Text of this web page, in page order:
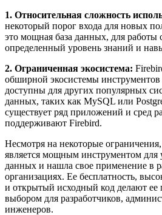
1. Относительная сложность
некоторый порог входа для новых
это мощная база данных, для работы
определенный уровень знаний и
2. Ограниченная экосистема:
обширной экосистемы
доступны для других популярных
данных, таких как MySQL или
существует ряд приложений и сред
поддерживают Firebird.
Несмотря на некоторые
является мощным инструментом для
данных и нашла свое применение в
организациях. Ее бесплатность,
и открытый исходный код делают ее
выбором для разработчиков,
инженеров.